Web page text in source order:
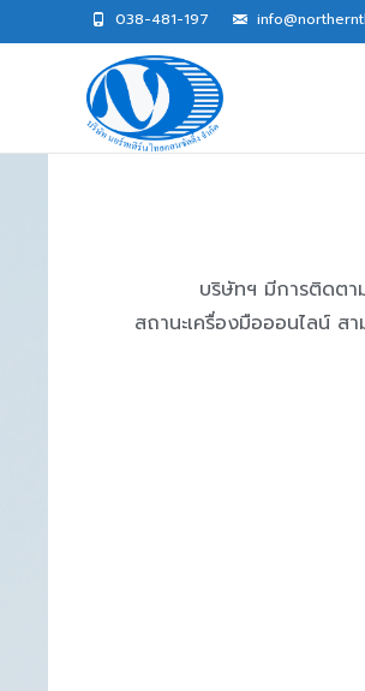
038-481-197​
บริษัทฯ มีการติดตามตรว
สถานะเครื่องมือออนไลน์ ส